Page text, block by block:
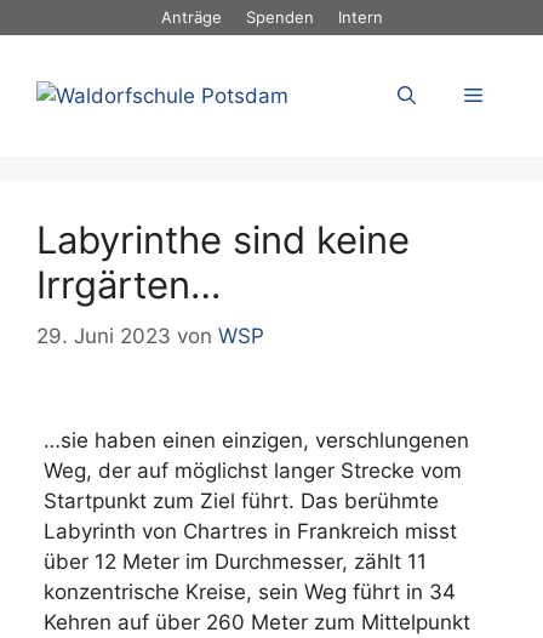
Anträge Spenden Intern
Menü
Labyrinthe sind keine
Irrgärten…
29. Juni 2023 von WSP
…sie haben einen einzigen, verschlungenen
Weg, der auf möglichst langer Strecke vom
Startpunkt zum Ziel führt. Das berühmte
Labyrinth von Chartres in Frankreich misst
über 12 Meter im Durchmesser, zählt 11
konzentrische Kreise, sein Weg führt in 34
Kehren auf über 260 Meter zum Mittelpunkt